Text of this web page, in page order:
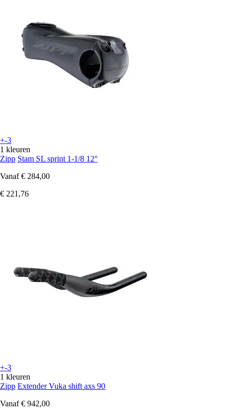
+-3
1 kleuren
Zipp Stam SL sprint 1-1/8 12°
Vanaf € 284,00
€ 221,76
+-3
1 kleuren
Zipp Extender Vuka shift axs 90
Vanaf € 942,00